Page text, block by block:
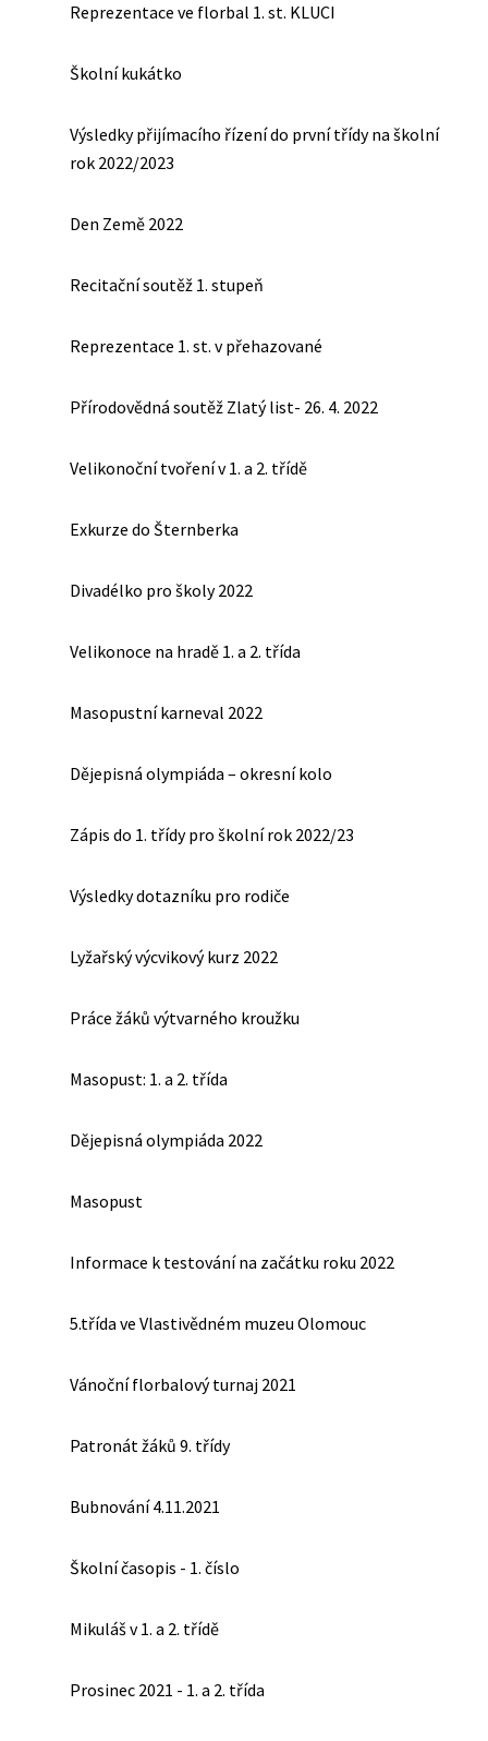
Reprezentace ve florbal 1. st. KLUCI
Školní kukátko
Výsledky přijímacího řízení do první třídy na školní
rok 2022/2023
Den Země 2022
Recitační soutěž 1. stupeň
Reprezentace 1. st. v přehazované
Přírodovědná soutěž Zlatý list- 26. 4. 2022
Velikonoční tvoření v 1. a 2. třídě
Exkurze do Šternberka
Divadélko pro školy 2022
Velikonoce na hradě 1. a 2. třída
Masopustní karneval 2022
Dějepisná olympiáda – okresní kolo
Zápis do 1. třídy pro školní rok 2022/23
Výsledky dotazníku pro rodiče
Lyžařský výcvikový kurz 2022
Práce žáků výtvarného kroužku
Masopust: 1. a 2. třída
Dějepisná olympiáda 2022
Masopust
Informace k testování na začátku roku 2022
5.třída ve Vlastivědném muzeu Olomouc
Vánoční florbalový turnaj 2021
Patronát žáků 9. třídy
Bubnování 4.11.2021
Školní časopis - 1. číslo
Mikuláš v 1. a 2. třídě
Prosinec 2021 - 1. a 2. třída